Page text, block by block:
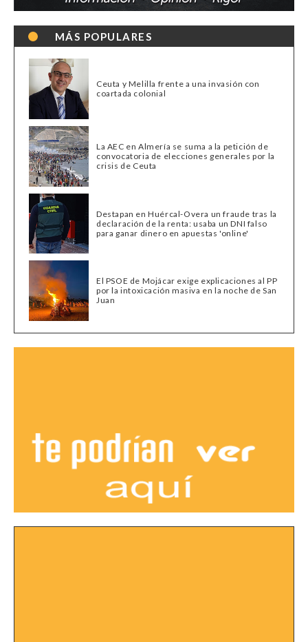
MÁS POPULARES
Ceuta y Melilla frente a una invasión con
coartada colonial
La AEC en Almería se suma a la petición de
convocatoria de elecciones generales por la
crisis de Ceuta
Destapan en Huércal-Overa un fraude tras la
declaración de la renta: usaba un DNI falso
para ganar dinero en apuestas 'online'
El PSOE de Mojácar exige explicaciones al PP
por la intoxicación masiva en la noche de San
Juan